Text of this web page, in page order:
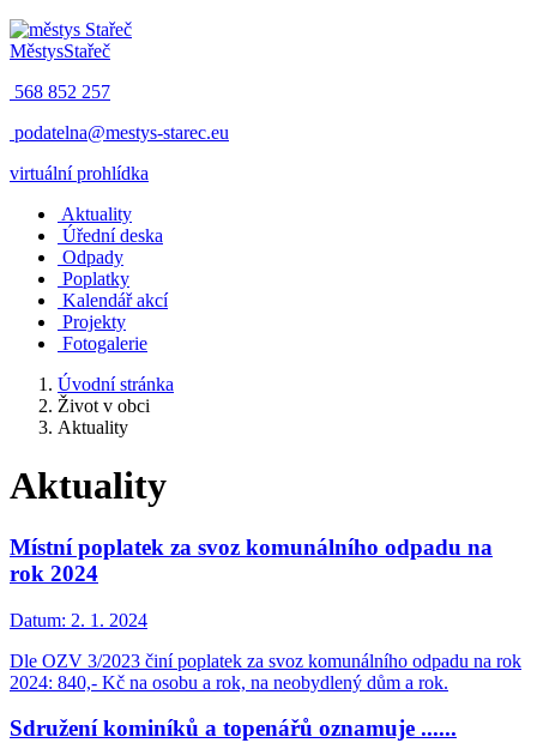
MěstysStařeč
568 852 257
podatelna@mestys-starec.eu
virtuální prohlídka
Aktuality
Úřední deska
Odpady
Poplatky
Kalendář akcí
Projekty
Fotogalerie
Úvodní stránka
Život v obci
Aktuality
Aktuality
Místní poplatek za svoz komunálního odpadu na
rok 2024
Datum: 2. 1. 2024
Dle OZV 3/2023 činí poplatek za svoz komunálního odpadu na rok
2024: 840,- Kč na osobu a rok, na neobydlený dům a rok.
Sdružení kominíků a topenářů oznamuje ......